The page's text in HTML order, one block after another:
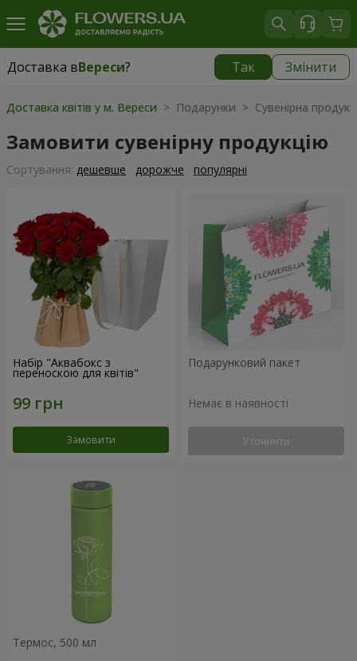
Доставка вВереси? Так Змінити
Доставка вВереси
Доставка квітів у м. Вереси > Подарунки > Сувенірна
Замовити сувенірну продукцію
Сортування: дешевше дорожче популярні
Набір "Аквабокс з
переноскою для квітів"
Замовити
Подарунковий пакет
Немає в наявності
Уточнити
Термос, 500 мл